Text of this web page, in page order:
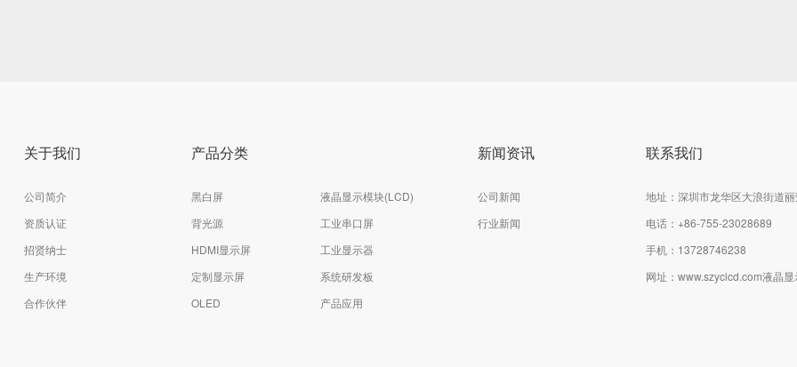
关于我们
公司简介
资质认证
招贤纳士
生产环境
合作伙伴
产品分类
黑白屏
液晶显示模块(LCD)
背光源
工业串口屏
HDMI显示屏
工业显示器
定制显示屏
系统研发板
OLED
产品应用
新闻资讯
公司新闻
行业新闻
联系我们
地址：深圳市龙华区大浪街道
电话： +86-755-23028689
手机：13728746238
网址： www.szyclcd.com液晶